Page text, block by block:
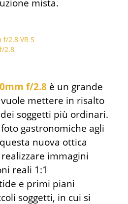
mista.
f/2.8 è un grande
mettere in risalto
soggetti più ordinari.
gastronomiche agli
nuova ottica
immagini
reali 1:1
e primi piani
soggetti, in cui si